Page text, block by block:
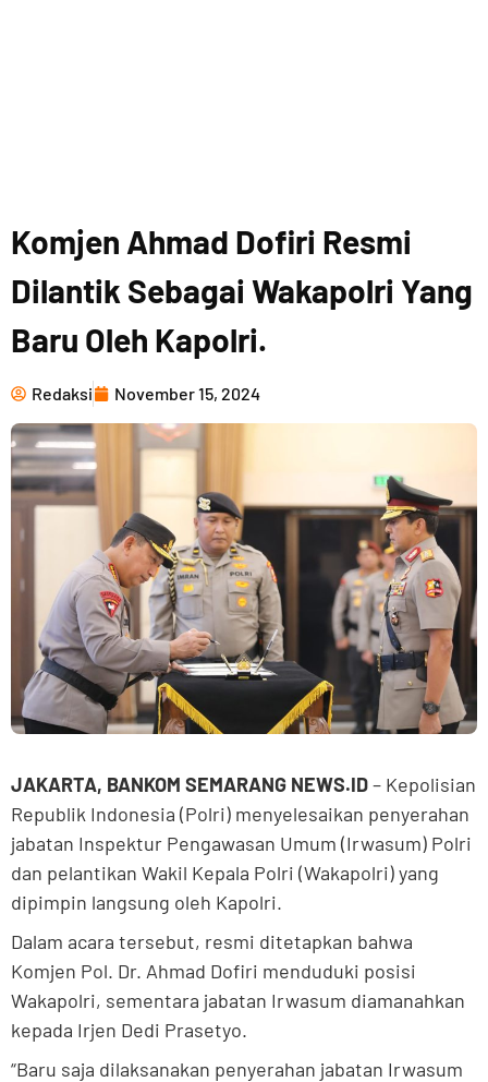
Komjen Ahmad Dofiri Resmi
Dilantik Sebagai Wakapolri Yang
Baru Oleh Kapolri.
Redaksi November 15, 2024
JAKARTA, BANKOM SEMARANG NEWS.ID– Kepolisian
Republik Indonesia (Polri) menyelesaikan penyerahan
jabatan Inspektur Pengawasan Umum (Irwasum) Polri
dan pelantikan Wakil Kepala Polri (Wakapolri) yang
dipimpin langsung oleh Kapolri.
Dalam acara tersebut, resmi ditetapkan bahwa
Komjen Pol. Dr. Ahmad Dofiri menduduki posisi
Wakapolri, sementara jabatan Irwasum diamanahkan
kepada Irjen Dedi Prasetyo.
“Baru saja dilaksanakan penyerahan jabatan Irwasum